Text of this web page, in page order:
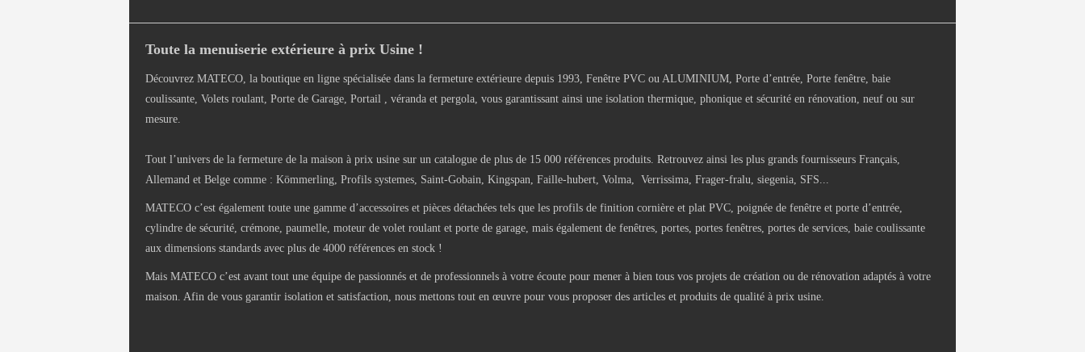
Toute la menuiserie extérieure à prix Usine !
Découvrez MATECO, la boutique en ligne spécialisée dans la fermeture extérieure depuis 1993, Fenêtre PVC ou ALUMINIUM, Porte d’entrée, Porte fenêtre, baie
coulissante, Volets roulant, Porte de Garage, Portail , véranda et pergola, vous garantissant ainsi une isolation thermique, phonique et sécurité en rénovation, neuf ou sur
mesure.
Tout l’univers de la fermeture de la maison à prix usine sur un catalogue de plus de 15 000 références produits. Retrouvez ainsi les plus grands fournisseurs Français,
Allemand et Belge comme : Kömmerling, Profils systemes, Saint-Gobain, Kingspan, Faille-hubert, Volma, Verrissima, Frager-fralu, siegenia, SFS...
MATECO c’est également toute une gamme d’accessoires et pièces détachées tels que les profils de finition cornière et plat PVC, poignée de fenêtre et porte d’entrée,
cylindre de sécurité, crémone, paumelle, moteur de volet roulant et porte de garage, mais également de fenêtres, portes, portes fenêtres, portes de services, baie coulissante
aux dimensions standards avec plus de 4000 références en stock !
Mais MATECO c’est avant tout une équipe de passionnés et de professionnels à votre écoute pour mener à bien tous vos projets de création ou de rénovation adaptés à votre
maison. Afin de vous garantir isolation et satisfaction, nous mettons tout en œuvre pour vous proposer des articles et produits de qualité à prix usine.